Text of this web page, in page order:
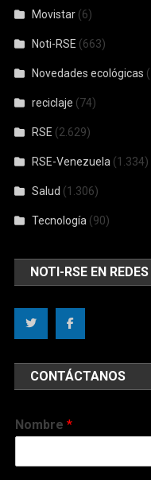
Movistar (6)
Noti-RSE (663)
Novedades ecológicas
reciclaje (74)
RSE (2.629)
RSE-Venezuela (1.334)
Salud (1.306)
Tecnología (90)
NOTI-RSE EN
CONTÁCTANOS
Nombre*